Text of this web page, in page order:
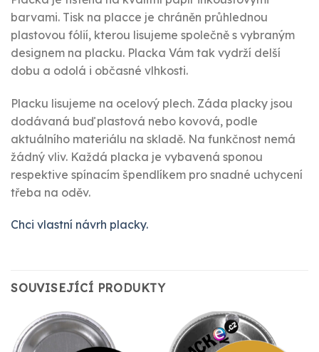
barvami. Tisk na placce je chráněn průhlednou
plastovou fólií, kterou lisujeme společně s vybraným
designem na placku. Placka Vám tak vydrží delší
dobu a odolá i občasné vlhkosti.
Placku lisujeme na ocelový plech. Záda placky jsou
dodávaná buď plastová nebo kovová, podle
aktuálního materiálu na skladě. Na funkčnost nemá
žádný vliv. Každá placka je vybavená sponou
respektive spínacím špendlíkem pro snadné uchycení
třeba na oděv.
Chci vlastní návrh placky.
SOUVISEJÍCÍ PRODUKTY